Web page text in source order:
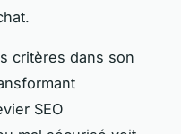
critères dans son
SEO